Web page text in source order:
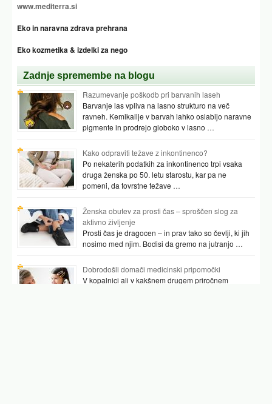
www.mediterra.si
Eko in naravna zdrava prehrana
Eko kozmetika & izdelki za nego
Zadnje spremembe na blogu
Razumevanje poškodb pri barvanih laseh
Barvanje las vpliva na lasno strukturo na več
ravneh. Kemikalije v barvah lahko oslabijo naravne
pigmente in prodrejo globoko v lasno …
Kako odpraviti težave z inkontinenco?
Po nekaterih podatkih za inkontinenco trpi vsaka
druga ženska po 50. letu starostu, kar pa ne
pomeni, da tovrstne težave …
Ženska obutev za prosti čas – sproščen slog za
aktivno življenje
Prosti čas je dragocen – in prav tako so čevlji, ki jih
nosimo med njim. Bodisi da gremo na jutranjo …
Dobrodošli domači medicinski pripomočki
V kopalnici ali v kakšnem drugem priročnem